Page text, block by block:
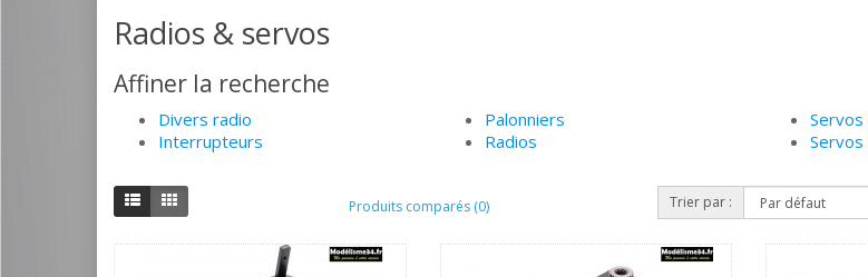
Radios & servos
Affiner la recherche
Divers radio
Interrupteurs
Palonniers
Radios
Servos
Produits comparés (0) Trier par :